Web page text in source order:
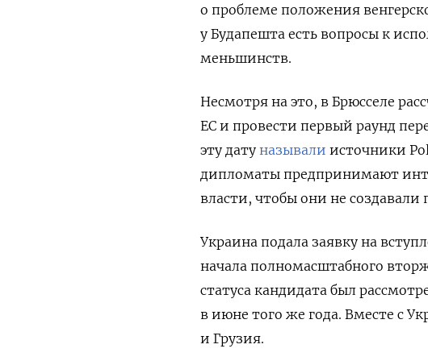
о проблеме положения
у Будапешта есть вопросы к
меньшинств.
Несмотря на это, в Брюсселе
ЕС и провести первый раунд
эту дату называли источники
дипломаты предпринимают
власти, чтобы они не создавали
Украина подала заявку на
начала полномасштабного
статуса кандидата был
в июне того же года. Вместе с
и Грузия.